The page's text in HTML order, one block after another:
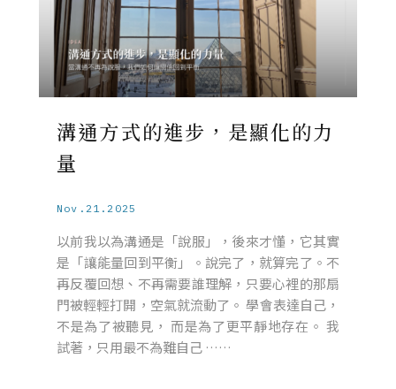
溝通方式的進步，是顯化的力
量
Nov.21.2025
以前我以為溝通是「說服」，後來才懂，它其實
是「讓能量回到平衡」。說完了，就算完了。不
再反覆回想、不再需要誰理解，只要心裡的那扇
門被輕輕打開，空氣就流動了。 學會表達自己，
不是為了被聽見， 而是為了更平靜地存在。 我
試著，只用最不為難自己 ……